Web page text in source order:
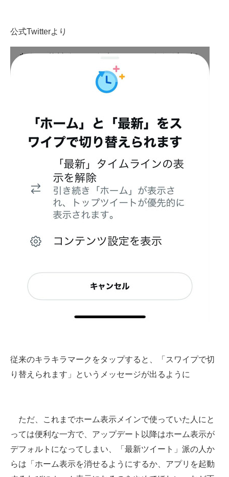
公式Twitterより
従来のキラキラマークをタップすると、「スワイプで切
り替えられます」というメッセージが出るように
ただ、これまでホーム表示メインで使っていた人にと
っては便利な一方で、アップデート以降はホーム表示が
デフォルトになってしまい、「最新ツイート」派の人か
らは「ホーム表示を消せるようにするか、アプリを起動